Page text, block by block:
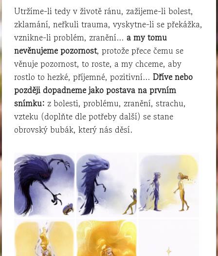
Utržíme-li tedy v životě ránu, zažijeme-li bolest,
zklamání, neřkuli trauma, vyskytne-li se překážka,
vznikne-li problém, zranění… a my tomu
nevěnujeme pozornost, protože přece čemu se
věnuje pozornost, to roste, a my chceme, aby
rostlo to hezké, příjemné, pozitivní…Dříve nebo
později dopadneme jako postava na prvním
snímku: z bolesti, problému, zranění, strachu,
vzteku (doplňte dle potřeby další) se stane
obrovský bubák, který nás děsí.